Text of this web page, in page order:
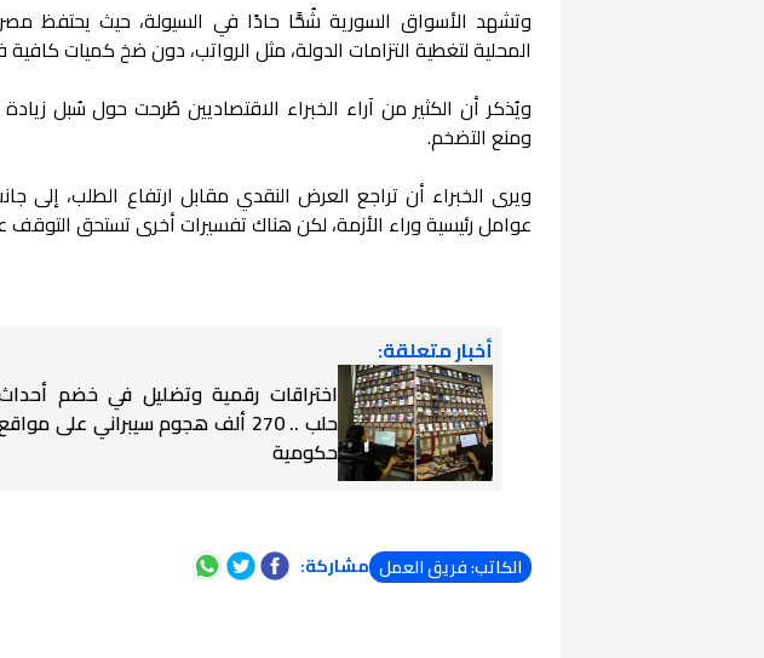
وتشهد الأسواق السورية شُحًّا حادًا في السيولة، حيث يحتفظ
المحلية لتغطية التزامات الدولة، مثل الرواتب، دون ضخ كميات
ويُذكر أن الكثير من آراء الخبراء الاقتصاديين طُرحت حول سُبل
ومنع التضخم.
ويرى الخبراء أن تراجع العرض النقدي مقابل ارتفاع الطلب، إلى
عوامل رئيسية وراء الأزمة، لكن هناك تفسيرات أخرى تستحق التوقف
أخبار متعلقة:
اختراقات رقمية وتضليل في خضم
حلب .. 270 ألف هجوم سيبراني على
حكومية
الكاتب: فريق العمل مشاركة: